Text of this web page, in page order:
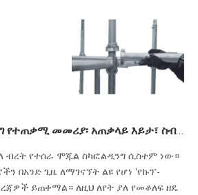
የ Cuplock ስካፎልዲንግ የተጠቃሚ መመሪያ፡ አጠቃላይ እይታ፣ ስብሰባ እና የአጠቃቀም ጥንቃቄዎች
ብረት የተሰራ ሞጁል ስካፎልዲንግ ሲስተም ነው።
በአንድ ጊዜ ለማገናኘት ልዩ የሆነ 'የኩፕ-
ይጠቀማል። ለዚህ ለየት ያለ የመቆለፍ ዘዴ